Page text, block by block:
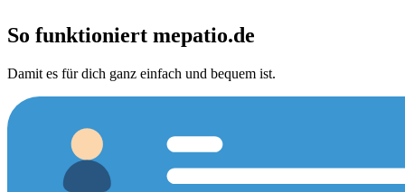
So funktioniert mepatio.de
Damit es für dich ganz einfach und bequem ist.